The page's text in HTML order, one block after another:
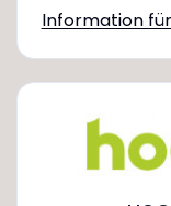
Information